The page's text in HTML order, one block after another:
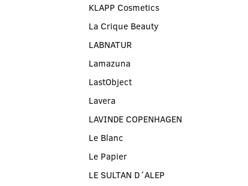
KLAPP Cosmetics
La Crique Beauty
LABNATUR
Lamazuna
LastObject
Lavera
LAVINDE COPENHAGEN
Le Blanc
Le Papier
LE SULTAN D´ALEP